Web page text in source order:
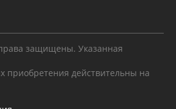
защищены. Указанная
приобретения действительны на